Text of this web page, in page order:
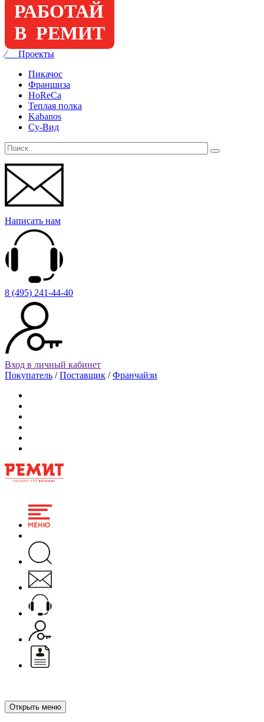
РАБОТАЙ
В РЕМИТ
⁄ Проекты
Пикачос
Франшиза
HoReCa
Теплая полка
Kabanos
Су-Вид
Написать нам
8 (495) 241-44-40
Вход в личный кабинет
Покупатель /Поставщик /Франчайзи
Открыть меню